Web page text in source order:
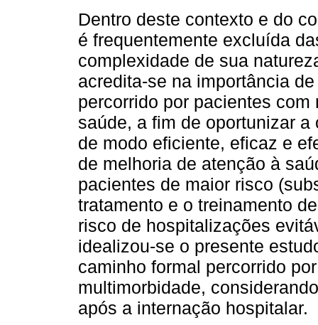
Dentro deste contexto e do
é frequentemente excluída
complexidade de sua
acredita-se na importância
percorrido por pacientes
saúde, a fim de oportunizar
de modo eficiente, eficaz e
de melhoria de atenção à
pacientes de maior risco
tratamento e o treinamento
risco de hospitalizações
idealizou-se o presente
caminho formal percorrido
multimorbidade,
após a internação hospitalar.